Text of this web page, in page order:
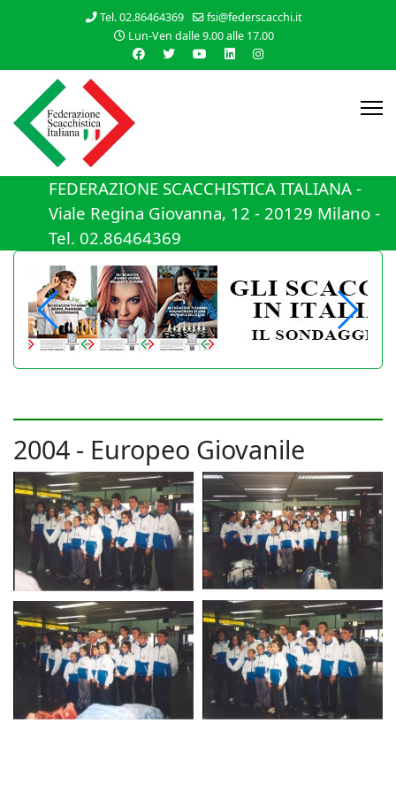
Tel. 02.86464369
fsi@federscacchi.it
Lun-Ven dalle 9.00 alle 17.00
FEDERAZIONE SCACCHISTICA ITALIANA -
Viale Regina Giovanna, 12 - 20129 Milano -
Tel. 02.86464369
2004 - Europeo Giovanile